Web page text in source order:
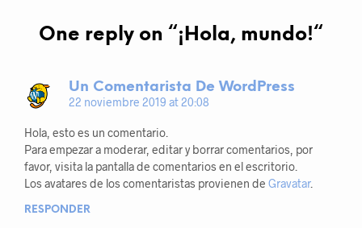
One reply on “¡Hola, mundo!“
Un Comentarista De WordPress
22 noviembre 2019 at 20:08
Hola, esto es un comentario.
Para empezar a moderar, editar y borrar comentarios, por
favor, visita la pantalla de comentarios en el escritorio.
Los avatares de los comentaristas provienen de Gravatar.
RESPONDER